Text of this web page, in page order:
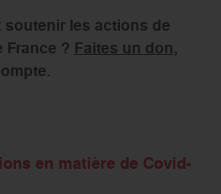
soutenir les actions de
France ? Faites un don,
en matière de Covid-